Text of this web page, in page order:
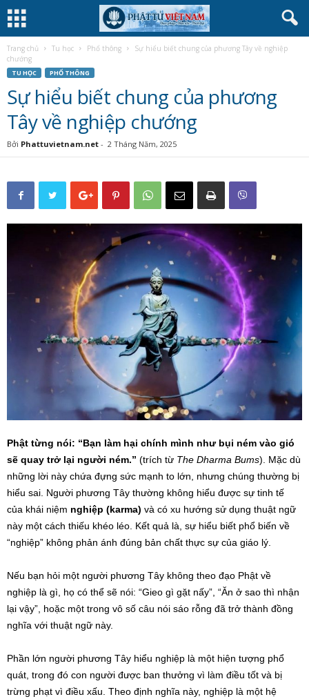
Trang chủ Tu học Phổ thông
Sự hiểu biết chung của phương Tây về nghiệp
chướng
TU HỌC PHỔ THÔNG
Sự hiểu biết chung của phương
Tây về nghiệp chướng
Bởi Phattuvietnam.net - 2 Tháng Năm, 2025
Phật từng nói: “Bạn làm hại chính mình như bụi ném vào gió
sẽ quay trở lại người ném.” (trích từ The Dharma Bums). Mặc dù
những lời này chứa đựng sức mạnh to lớn, nhưng chúng thường bị
hiểu sai. Người phương Tây thường không hiểu được sự tinh tế
của khái niệm nghiệp (karma) và có xu hướng sử dụng thuật ngữ
này một cách thiếu khéo léo. Kết quả là, sự hiểu biết phổ biến về
“nghiệp” không phản ánh đúng bản chất thực sự của giáo lý.
Nếu bạn hỏi một người phương Tây không theo đạo Phật về
nghiệp là gì, họ có thể sẽ nói: “Gieo gì gặt nấy”, “Ăn ở sao thì nhận
lại vậy”, hoặc một trong vô số câu nói sáo rỗng đã trở thành đồng
nghĩa với thuật ngữ này.
Phần lớn người phương Tây hiểu nghiệp là một hiện tượng phổ
quát, trong đó con người được ban thưởng vì làm điều tốt và bị
trừng phạt vì điều xấu. Theo định nghĩa này, nghiệp là một hệ